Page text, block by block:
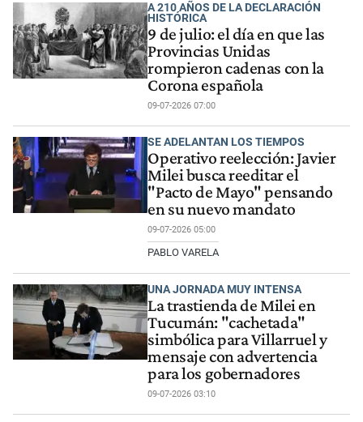
A 210 AÑOS DE LA DECLARACIÓN
HISTÓRICA
9 de julio: el día en que las
Provincias Unidas
rompieron cadenas con la
Corona española
09-07-2026 07:00
SE ADELANTAN LOS TIEMPOS
Operativo reelección: Javier
Milei busca reeditar el
"Pacto de Mayo" pensando
en su nuevo mandato
09-07-2026 05:00
PABLO VARELA
UNA JORNADA MUY INTENSA
La trastienda de Milei en
Tucumán: "cachetada"
simbólica para Villarruel y
mensaje con advertencia
para los gobernadores
09-07-2026 03:10